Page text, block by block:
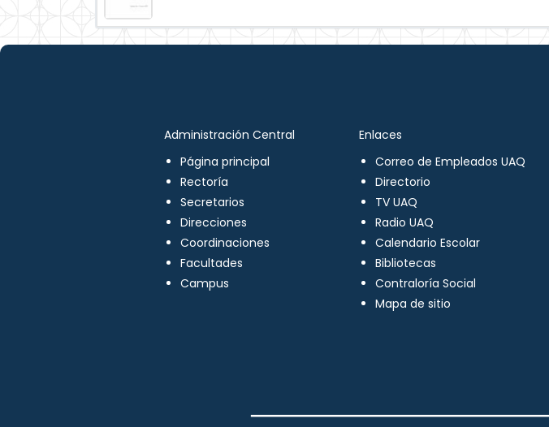
Administración Central
Página principal
Rectoría
Secretarios
Direcciones
Coordinaciones
Facultades
Campus
Enlaces
Correo de Empleados UAQ
Directorio
TV UAQ
Radio UAQ
Calendario Escolar
Bibliotecas
Contraloría Social
Mapa de sitio